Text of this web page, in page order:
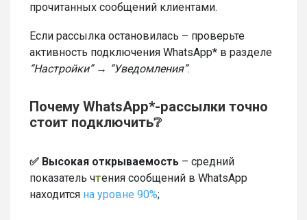
прочитанных сообщений клиентами.
Если рассылка остановилась – проверьте
активность подключения WhatsApp* в разделе
“Настройки” → “Уведомления”.
Почему WhatsApp*-рассылки точно
стоит подключить❔
✅ Высокая открываемость – средний
показатель чтения сообщений в WhatsApp
находится на уровне 90%;